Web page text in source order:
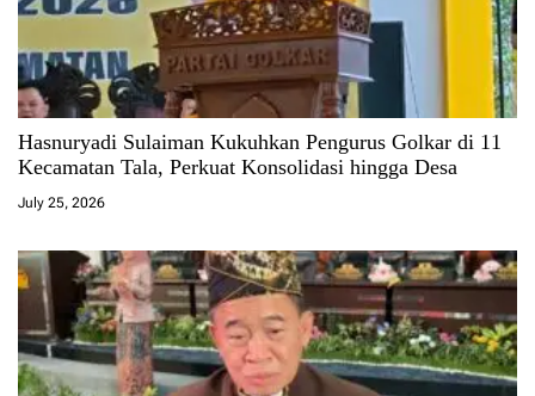
Hasnuryadi Sulaiman Kukuhkan Pengurus Golkar di 11
Kecamatan Tala, Perkuat Konsolidasi hingga Desa
July 25, 2026